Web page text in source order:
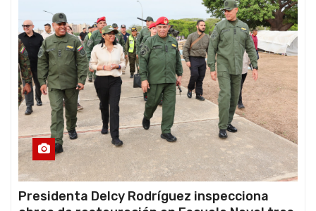
Presidenta Delcy Rodríguez inspecciona